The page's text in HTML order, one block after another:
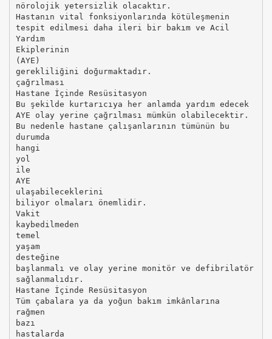
nörolojik yetersizlik olacaktır.
Hastanın vital fonksiyonlarında kötüleşmenin
tespit edilmesi daha ileri bir bakım ve Acil
Yardım
Ekiplerinin
(AYE)
gerekliliğini doğurmaktadır.
çağrılması
Hastane İçinde Resüsitasyon
Bu şekilde kurtarıcıya her anlamda yardım edecek
AYE olay yerine çağrılması mümkün olabilecektir.
Bu nedenle hastane çalışanlarının tümünün bu
durumda
hangi
yol
ile
AYE
ulaşabileceklerini
biliyor olmaları önemlidir.
Vakit
kaybedilmeden
temel
yaşam
desteğine
başlanmalı ve olay yerine monitör ve defibrilatör
sağlanmalıdır.
Hastane İçinde Resüsitasyon
Tüm çabalara ya da yoğun bakım imkânlarına
rağmen
bazı
hastalarda